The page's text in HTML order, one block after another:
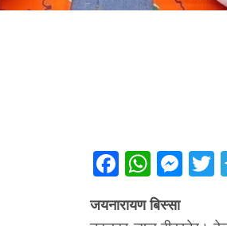
Facebook
जयनारायण बिस्सा